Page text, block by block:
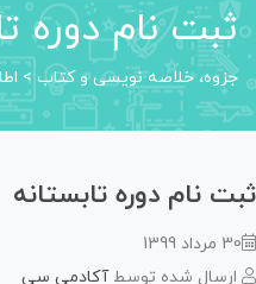
ثبت نام دوره
جزوه، خلاصه نویسی و کتاب>
نام دوره تابستانه
1399
شده توسطآکادمی سی